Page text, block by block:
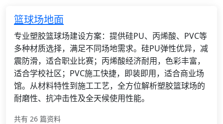
篮球场地面
专业塑胶篮球场建设方案：提供硅PU、丙烯酸、PVC等
多种材质选择，满足不同场地需求。硅PU弹性优异，减
震防滑，适合职业比赛；丙烯酸经济耐用，色彩丰富，
适合学校社区；PVC施工快捷，即装即用，适合商业场
馆。从材料特性到施工工艺，全方位解析塑胶篮球场的
耐磨性、抗冲击性及全天候使用性能。
共有 26 篇资料